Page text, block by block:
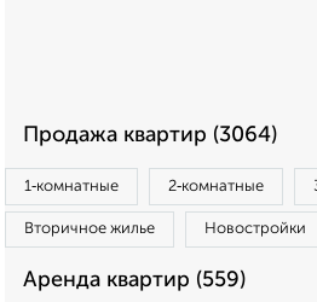
Продажа квартир (3064)
1‑комнатные 2‑комнатные
Вторичное жилье Новостройки
Аренда квартир (559)